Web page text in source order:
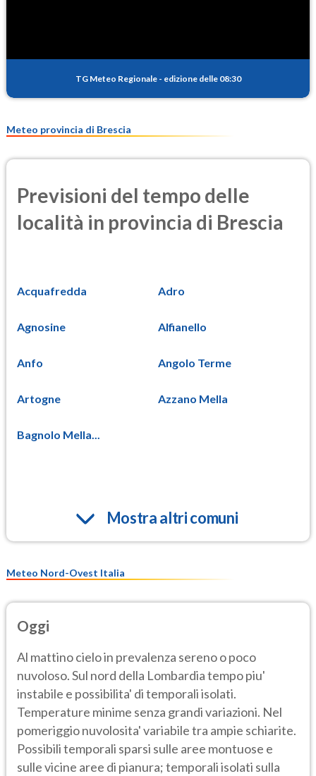
PM25
TG Meteo Regionale - edizione delle 08:30
Meteo provincia di Brescia
Previsioni del tempo delle
località in provincia di Brescia
Acquafredda Adro
Agnosine Alfianello
Anfo Angolo Terme
Artogne Azzano Mella
Bagnolo Mella...
Mostra altri comuni
Meteo Nord-Ovest Italia
Oggi
Al mattino cielo in prevalenza sereno o poco
nuvoloso. Sul nord della Lombardia tempo piu'
instabile e possibilita' di temporali isolati.
Temperature minime senza grandi variazioni. Nel
pomeriggio nuvolosita' variabile tra ampie schiarite.
Possibili temporali sparsi sulle aree montuose e
sulle vicine aree di pianura; temporali isolati sulla